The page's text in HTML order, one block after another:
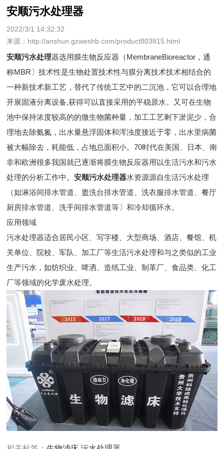
安顺污水处理器
2022/3/1 14:32:32
来源：http://anshun.gzweshb.com/product803815.html
安顺污水处理器选用膜生物反应器（MembraneBioreactor，通
称MBR〕技术性是生物处置技术性与膜分离技术技术相结合的
一种新技术新工艺，替代了传统工艺中的二沉池，它可以合理地
开展固液分离设备,获得可以直接采用的平稳原水。又可在生物
池中保持浓度较高的的微生物菌种量，加工工艺剩下淤泥少，合
理地去除氨氮，出水量悬浮固体和浑浊度接近于零，出水里病菌
被大幅除去，耗能低，占地总面积小。70时代在美国、日本、南
非和欧洲很多我国就已逐渐将膜生物反应器用以生活污水和污水
处理的分析工作中。安顺污水处理器水资源源自生活污水处理
（如淋浴间排水管道、盥洗台排水管道、洗衣服排水管道、餐厅
厨房排水管道、洗手间排水管道等〕和冷却循环水。
应用领域
污水处理器适合居民小区、写字楼、大型商场、酒店、餐馆、机
关单位、院校、军队、加工厂等生活污水处理和与之类似的工业
生产污水，如纺织业、啤洒、造纸工业、制革厂、食品类、化工
厂等领域的化学废水处理。